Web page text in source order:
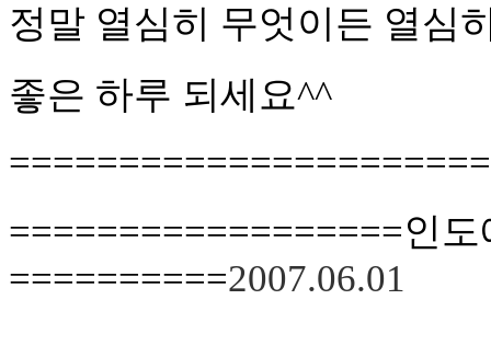
정말 열심히 무엇이든 열심
좋은 하루 되세요^^
==========2007.06.01